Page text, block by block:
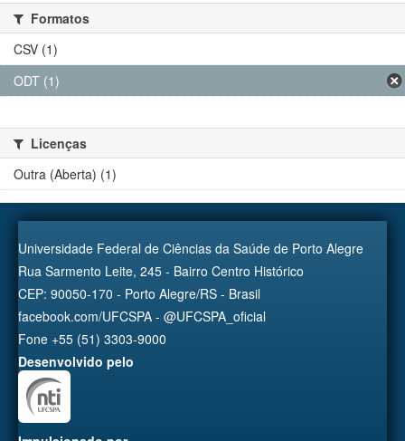
Formatos
CSV (1)
ODT (1)
Licenças
Outra (Aberta) (1)
Universidade Federal de Ciências da Saúde de Porto Alegre
Rua Sarmento Leite, 245 - Bairro Centro Histórico
CEP: 90050-170 - Porto Alegre/RS - Brasil
facebook.com/UFCSPA - @UFCSPA_oficial
Fone +55 (51) 3303-9000
Desenvolvido pelo